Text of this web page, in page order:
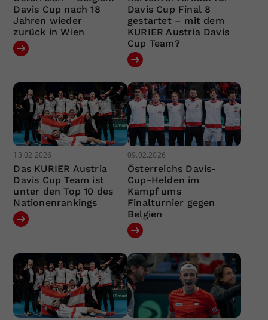
Davis Cup nach 18
Jahren wieder
zurück in Wien
Davis Cup Final 8
gestartet – mit dem
KURIER Austria Davis
Cup Team?
13.02.2026
Das KURIER Austria
Davis Cup Team ist
unter den Top 10 des
Nationenrankings
09.02.2026
Österreichs Davis-
Cup-Helden im
Kampf ums
Finalturnier gegen
Belgien